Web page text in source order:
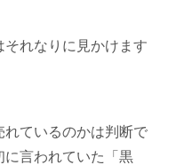
れなりに見かけます
れているのかは判断で
に言われていた「黒